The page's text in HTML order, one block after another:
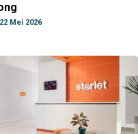
Mei 2026